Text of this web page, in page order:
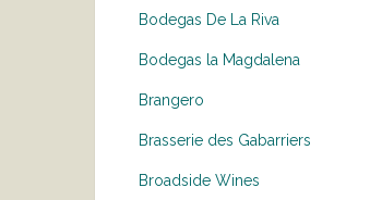
Bodegas De La Riva
Bodegas la Magdalena
Brangero
Brasserie des Gabarriers
Broadside Wines